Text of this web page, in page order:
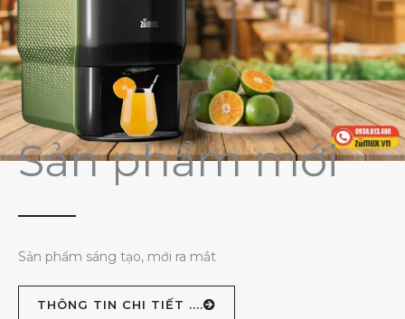
Sản phẩm mới
Sản phẩm sáng tạo, mới ra mắt
THÔNG TIN CHI TIẾT ....